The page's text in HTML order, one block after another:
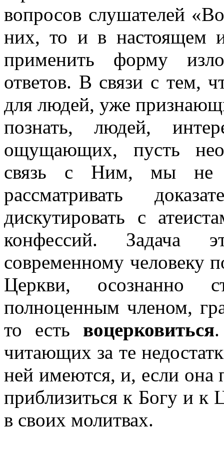
вопросов слушателей
них, то и в настоящем
применить форму
ответов. В связи с тем,
для людей, уже
познать, людей,
ощущающих, пусть
связь с Ним, мы не
рассматривать
дискутировать с
конфессий. Задача
современному человеку
Церкви, осознанно
полноценным членом,
то есть воцерковиться
читающих за те
ней имеются, и, если она
приблизиться к Богу и к
в своих молитвах.